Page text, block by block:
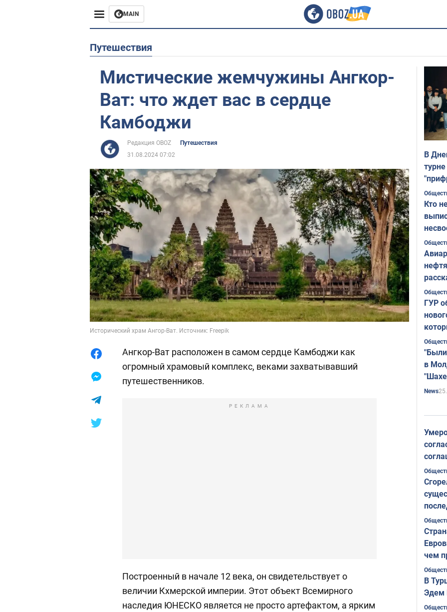
MAIN
Азия
Африка
Жизнь
Путешествия
Мистические жемчужины Ангкор-
Ват: что ждет вас в сердце
Камбоджи
Редакция OBOZ
Путешествия
31.08.2024 07:02
Исторический храм Ангор-Ват. Источник: Freepik
Ангкор-Ват расположен в самом сердце Камбоджи как
огромный храмовый комплекс, веками захватывавший
путешественников.
РЕКЛАМА
Построенный в начале 12 века, он свидетельствует о
величии Кхмерской империи. Этот объект Всемирного
наследия ЮНЕСКО является не просто артефактом, а ярким
В
Кто
ГУР
в
News
чем
В
Эдем